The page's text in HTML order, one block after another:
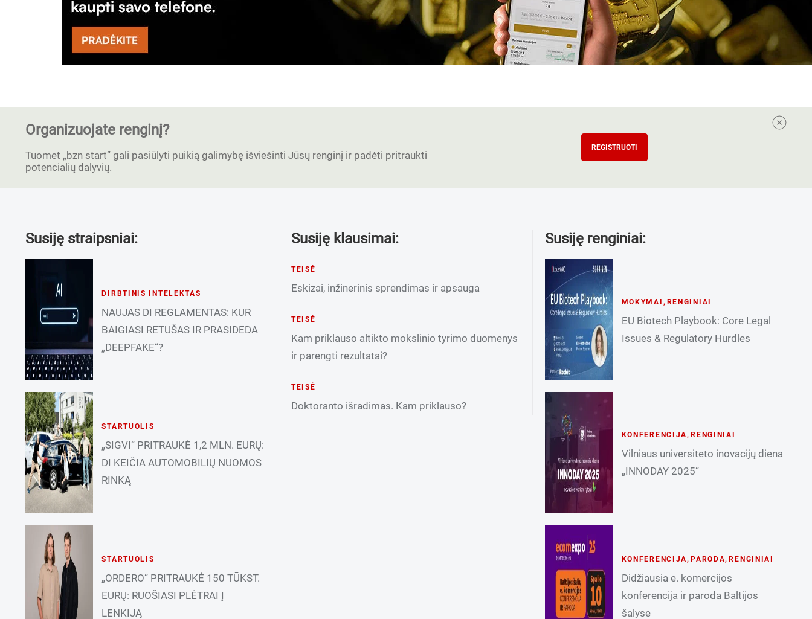
Organizuojate renginį?
Tuomet „bzn start” gali pasiūlyti puikią galimybę išviešinti Jūsų renginį ir padėti pritraukti
potencialių dalyvių.
REGISTRUOTI
Susiję straipsniai:
DIRBTINIS INTELEKTAS
NAUJAS DI REGLAMENTAS: KUR
BAIGIASI RETUŠAS IR PRASIDEDA
„DEEPFAKE“?
STARTUOLIS
„SIGVI“ PRITRAUKĖ 1,2 MLN. EURŲ:
DI KEIČIA AUTOMOBILIŲ NUOMOS
RINKĄ
STARTUOLIS
„ORDERO“ PRITRAUKĖ 150 TŪKST.
EURŲ: RUOŠIASI PLĖTRAI Į
LENKIJĄ
Susiję klausimai:
TEISĖ
Eskizai, inžinerinis sprendimas ir apsauga
TEISĖ
Kam priklauso altikto mokslinio tyrimo duomenys
ir parengti rezultatai?
TEISĖ
Doktoranto išradimas. Kam priklauso?
Susiję renginiai:
MOKYMAI , RENGINIAI
EU Biotech Playbook: Core Legal
Issues & Regulatory Hurdles
KONFERENCIJA, RENGINIAI
Vilniaus universiteto inovacijų diena
„INNODAY 2025“
KONFERENCIJA ,PARODA,RENGINIAI
Didžiausia e. komercijos
konferencija ir paroda Baltijos
šalyse